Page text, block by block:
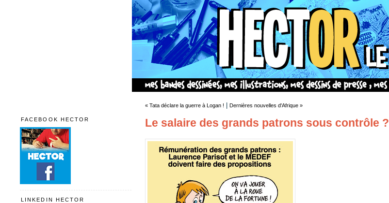
« Tata déclare la guerre à Logan ! Dernières nouvelles d'Afrique »
Le salaire des grands patrons sous contrôle ?
FACEBOOK HECTOR
LINKEDIN HECTOR